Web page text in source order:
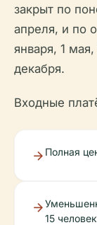
закрыт по
апреля, и по
января, 1
декабря.
Входные
Полная
15